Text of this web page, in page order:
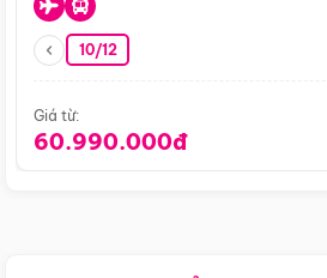
10/12
Giá từ:
60.990.000đ